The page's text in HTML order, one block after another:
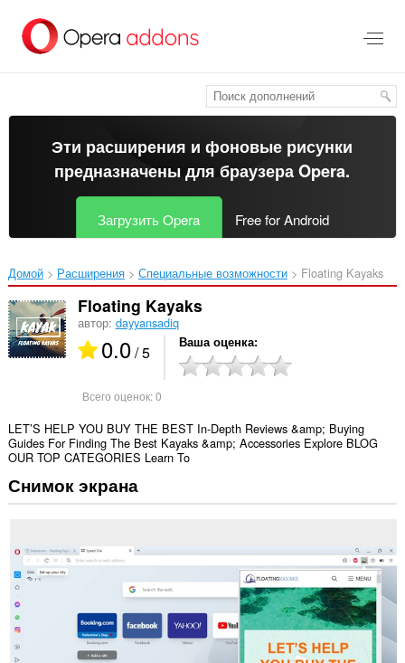
перейти
Эти расширения и фоновые рисунки
предназначены длябраузера Opera.
Загрузить Opera Free for Android
Домой Расширения Специальные возможности Floating Kayaks‎
Floating Kayaks
автор: dayyansadiq
0.0/ 5 Ваша оценка
Всего оценок:0
LET’S HELP YOU BUY THE BEST In-Depth Reviews &amp; Buying
Guides For Finding The Best Kayaks &amp; Accessories Explore BLOG
OUR TOP CATEGORIES Learn To
Снимок экрана